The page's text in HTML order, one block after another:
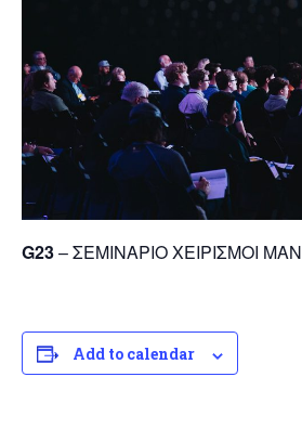
G23– ΣΕΜΙΝΑΡΙΟ ΧΕΙΡΙΣΜΟΙ
Add to calendar